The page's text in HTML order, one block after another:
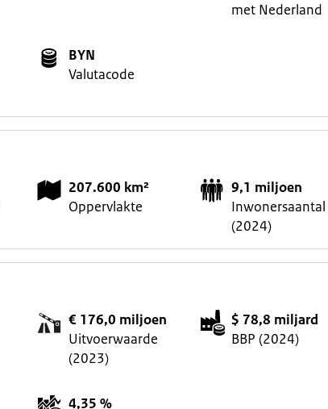
met Nederland
BYN
Valutacode
207.600 km²
Oppervlakte
9,1 miljoen
Inwonersaantal
(2024)
€ 176,0 miljoen
Uitvoerwaarde
(2023)
$ 78,8 miljard
BBP (2024)
4,35 %